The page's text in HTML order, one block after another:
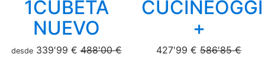
1CUBETA
NUEVO
desde339'99 €488'00 €
CUCINEOGGI
+
427'99 € 586'85 €